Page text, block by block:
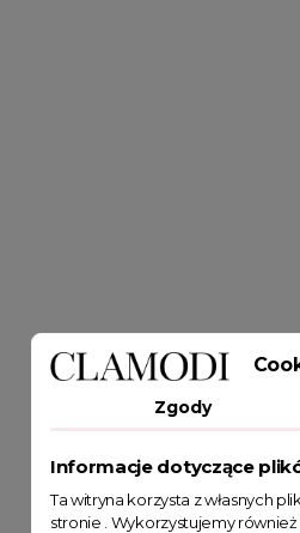
Zgody
Informacje dotyczące
Ta witryna korzysta z własnych
stronie . Wykorzystujemy